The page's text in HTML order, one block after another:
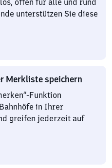
offen für alle und rund
unterstützen Sie diese
Merkliste speichern
Funktion
in Ihrer
greifen jederzeit auf